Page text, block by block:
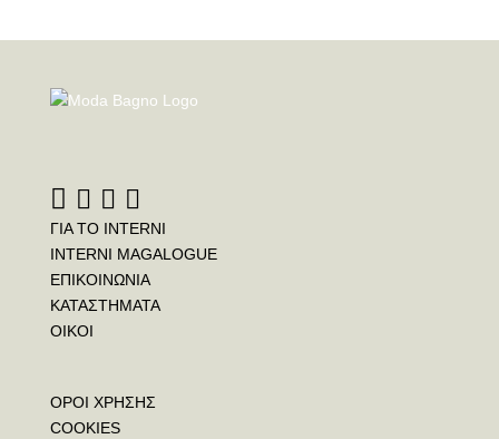
ΓΙΑ ΤΟ INTERNI
INTERNI MAGALOGUE
ΕΠΙΚΟΙΝΩΝΙΑ
ΚΑΤΑΣΤΗΜΑΤΑ
ΟΙΚΟΙ
ΟΡΟΙ ΧΡΗΣΗΣ
COOKIES